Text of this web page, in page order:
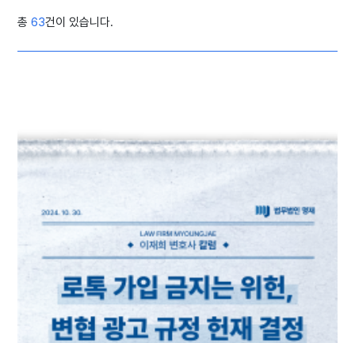
총63건이 있습니다.